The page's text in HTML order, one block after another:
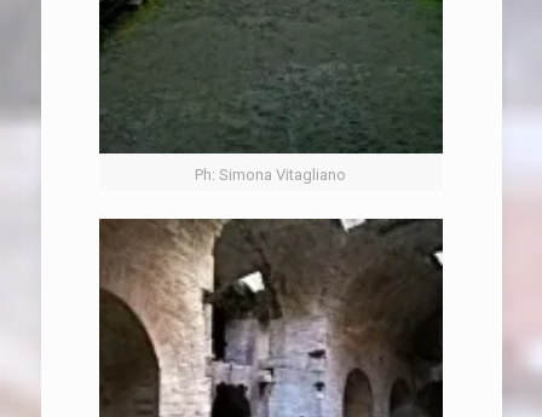
Ph: Simona Vitagliano